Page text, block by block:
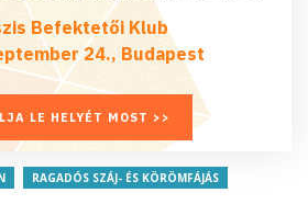
Befektetői Klub
24., Budapest
LE HELYÉT MOST >>
RAGADÓS SZÁJ- ÉS KÖRÖMFÁJÁS